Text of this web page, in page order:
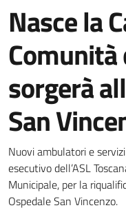
Nasce la
Comunità
sorgerà
San
Dettagli
Nuovi ambulatori e
esecutivo dell’ASL
Municipale, per la
Ospedale San Vincenzo.